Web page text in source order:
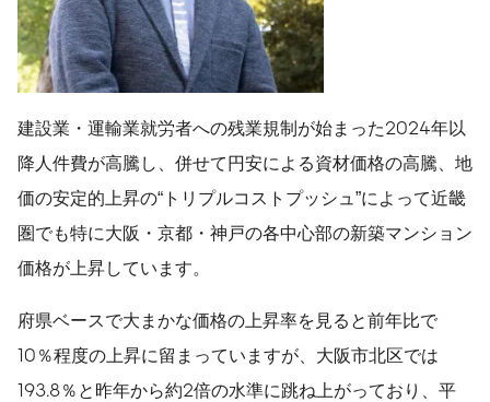
建設業・運輸業就労者への残業規制が始まった2024年以
降人件費が高騰し、併せて円安による資材価格の高騰、地
価の安定的上昇の“トリプルコストプッシュ”によって近畿
圏でも特に大阪・京都・神戸の各中心部の新築マンション
価格が上昇しています。
府県ベースで大まかな価格の上昇率を見ると前年比で
10％程度の上昇に留まっていますが、大阪市北区では
193.8％と昨年から約2倍の水準に跳ね上がっており、平